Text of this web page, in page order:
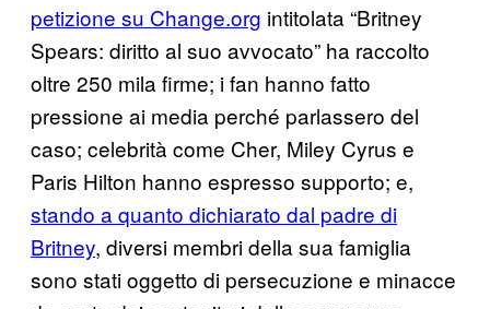
petizione su Change.org intitolata “Britney
Spears: diritto al suo avvocato” ha raccolto
oltre 250 mila firme; i fan hanno fatto
pressione ai media perché parlassero del
caso; celebrità come Cher, Miley Cyrus e
Paris Hilton hanno espresso supporto; e,
stando a quanto dichiarato dal padre di
Britney, diversi membri della sua famiglia
sono stati oggetto di persecuzione e minacce